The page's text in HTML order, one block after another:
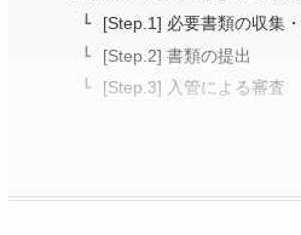
[Step.1] 必要書類の収集
[Step.2] 書類の提出
[Step.3] 入管による審査